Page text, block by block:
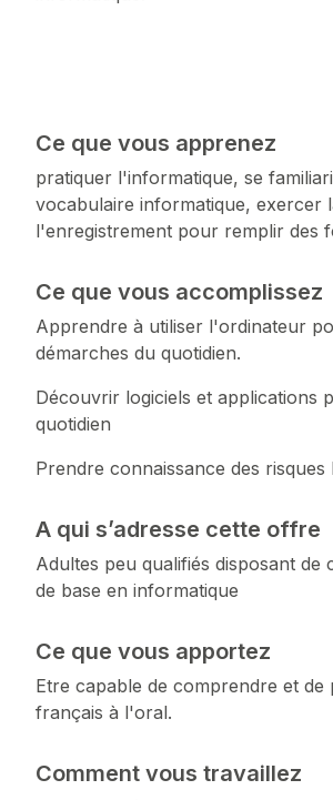
Ce que vous apprenez
pratiquer l'informatique, se
vocabulaire informatique, exercer
l'enregistrement pour remplir des
Ce que vous accomplissez
Apprendre à utiliser l'ordinateur
démarches du quotidien.
Découvrir logiciels et applications
quotidien
Prendre connaissance des risques
A qui s’adresse cette offre
Adultes peu qualifiés disposant de
de base en informatique
Ce que vous apportez
Etre capable de comprendre et de
français à l'oral.
Comment vous travaillez